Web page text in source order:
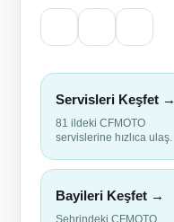
Servisleri Keşfet →
81 ildeki CFMOTO
servislerine hızlıca ulaş.
Bayileri Keşfet →